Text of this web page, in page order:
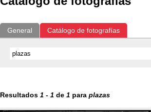
General Catálogo de fotografías
Resultados 1 - 1 de 1 para plazas